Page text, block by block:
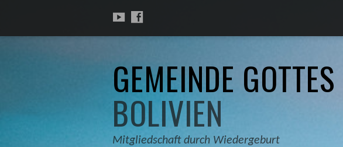
GEMEINDE GOTTES
BOLIVIEN
Mitgliedschaft durch Wiedergeburt